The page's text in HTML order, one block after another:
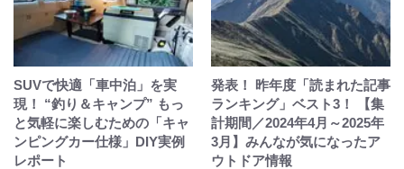
SUVで快適「車中泊」を実
現！ “釣り＆キャンプ” もっ
と気軽に楽しむための「キャ
ンピングカー仕様」DIY実例
レポート
発表！ 昨年度「読まれた記事
ランキング」ベスト3！ 【集
計期間／2024年4月～2025年
3月】みんなが気になったア
ウトドア情報